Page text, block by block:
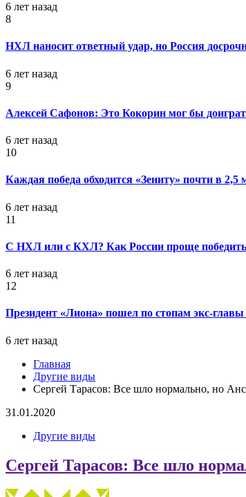
6 лет назад
8
НХЛ наносит ответный удар, но Россия
6 лет назад
9
Алексей Сафонов: Это Кокорин мог бы
6 лет назад
10
Каждая победа обходится «Зениту» почти в
6 лет назад
11
С НХЛ или с КХЛ? Как России проще победить
6 лет назад
12
Президент «Лиона» пошел по стопам экс-
6 лет назад
Главная
Другие виды
Сергей Тарасов: Все шло нормально, но
31.01.2020
Другие виды
Сергей Тарасов: Все шло